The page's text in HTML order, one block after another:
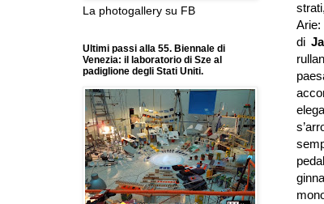
Arie:
di
La photogallery su FB
Ultimi passi alla 55. Biennale di
Venezia: il laboratorio di Sze al
padiglione degli Stati Uniti.